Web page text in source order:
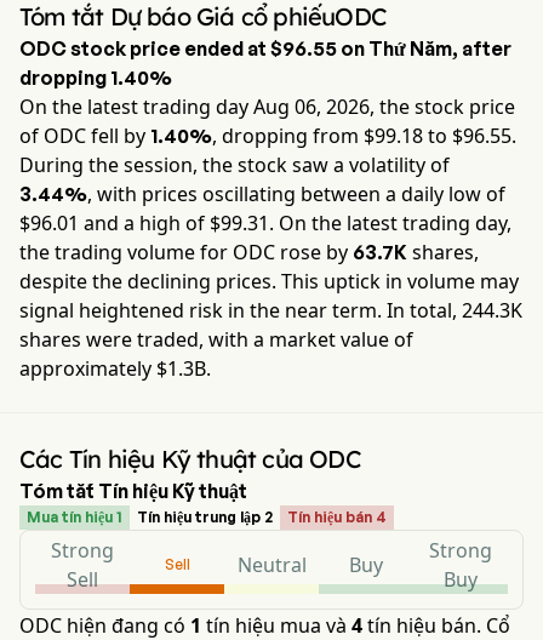
Tóm tắt Dự báo Giá cổ phiếuODC
ODCstock price ended at $96.55 on Thứ Năm, after
dropping 1.40%
On the latest trading dayAug 06, 2026, the stock price
of ODCfell by 1.40%, dropping from $99.18to $96.55.
During the session, the stock saw a volatility of
3.44%, with prices oscillating between a daily low of
$96.01 and a high of $99.31. On the latest trading day,
the trading volume for ODC rose by 63.7K shares,
despite the declining prices. This uptick in volume may
signal heightened risk in the near term. In total, 244.3K
shares were traded, with a market value of
approximately $1.3B.
Các Tín hiệu Kỹ thuật của ODC
Tóm tắt Tín hiệu Kỹ thuật
Mua tín hiệu 1 Tín hiệu trung lập 2 Tín hiệu bán 4
Strong
Sell
Sell Neutral Buy
Strong
Buy
ODC hiện đang có 1 tín hiệu mua và 4tín hiệu bán. Cổ